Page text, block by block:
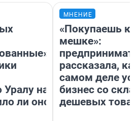
на
ли оно
МНЕНИЕ
«Покупаешь
мешке»:
рассказала,
самом деле
бизнес со
дешевых